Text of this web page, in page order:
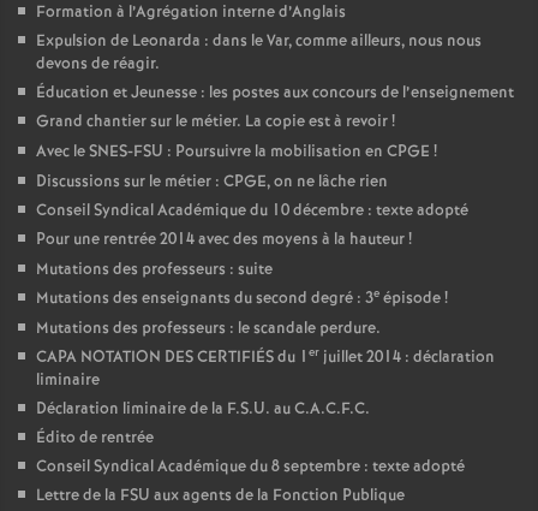
Formation à l’Agrégation interne d’Anglais
Expulsion de Leonarda : dans le Var, comme ailleurs, nous nous
devons de réagir.
Éducation et Jeunesse : les postes aux concours de l’enseignement
Grand chantier sur le métier. La copie est à revoir!
Avec le SNES-FSU : Poursuivre la mobilisation en CPGE !
Discussions sur le métier : CPGE, on ne lâche rien
Conseil Syndical Académique du 10 décembre : texte adopté
Pour une rentrée 2014 avec des moyens à la hauteur!
Mutations des professeurs : suite
Mutations des enseignants du second degré : 3e épisode!
Mutations des professeurs : le scandale perdure.
CAPA NOTATION DES CERTIFIÉS du 1 er juillet 2014 : déclaration
liminaire
Déclaration liminaire de la F.S.U. au C.A.C.F.C.
Édito de rentrée
Conseil Syndical Académique du 8 septembre : texte adopté
Lettre de la FSU aux agents de la Fonction Publique